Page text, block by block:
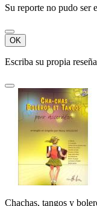
Su reporte no pudo ser
OK
Escriba su propia reseña
Chachas, tangos y